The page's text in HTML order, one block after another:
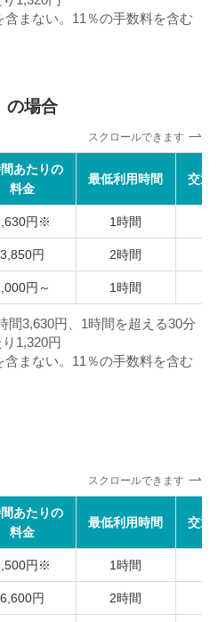
まない。11％の手数料を含む
の場合
スクロールできます
あたりの
料金
最低利用時間 交通
円※ 1時間
3,850円 2時間
円～ 1時間
3,630円、1時間を超える30分
1,320円
まない。11％の手数料を含む
スクロールできます
あたりの
料金
最低利用時間 交通
円※ 1時間
6,600円 2時間